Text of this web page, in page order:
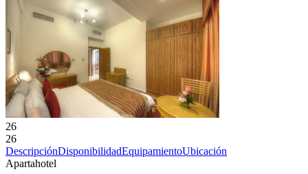
26
26
DescripciónDisponibilidadEquipamientoUbicación
Apartahotel